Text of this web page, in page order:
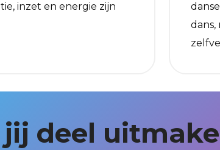
inzet en energie zijn
dans,
deel